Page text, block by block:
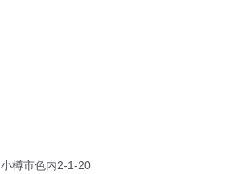
小樽市色内2-1-20